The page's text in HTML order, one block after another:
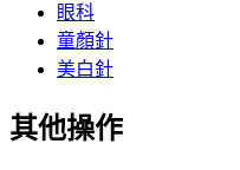
眼科
童顏針
美白針
其他操作